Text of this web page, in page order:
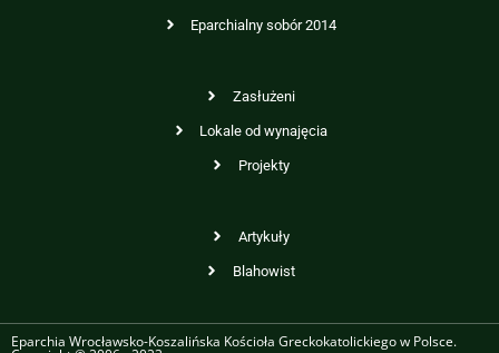
Eparchialny sobór 2014
Zasłużeni
Lokale od wynajęcia
Projekty
Artykuły
Blahowist
Eparchia Wrocławsko-Koszalińska Kościoła Greckokatolickiego w Polsce.